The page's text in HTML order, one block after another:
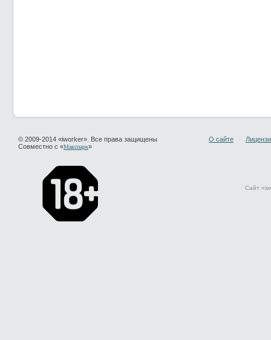
© 2009-2014 «iworker». Все права защищены
Совместно с «Макспарк»
О сайте
Сайт